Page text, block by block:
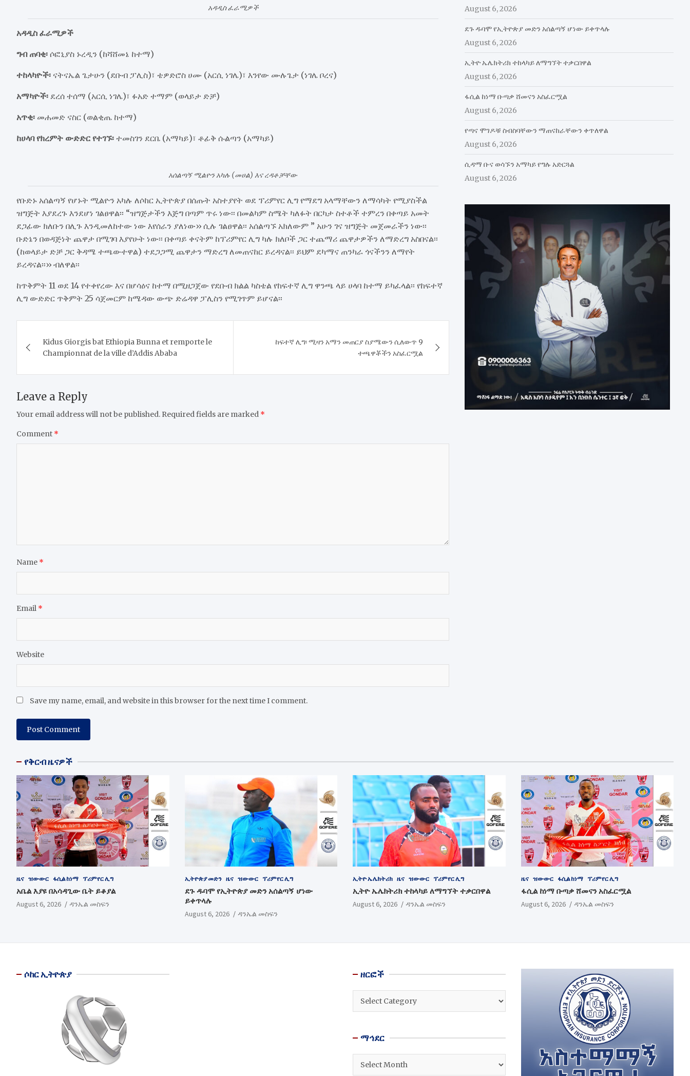
አዳዲስ ፈራሚዎች
አዳዲስ ፈራሚዎች
ግብ ጠባቂ፡ ሶፎኒያስ ኑረዲን (ከሻሸመኔ ከተማ)
ተከላካዮች፡ ናትናኤል ጌታሁን (ደቡብ ፓሊስ)፣ ቴዎድሮስ ሀሙ (አርሲ ነገሌ)፣ እንየው ሙሉጌታ (ነገሌ ቦረና)
አማካዮች፡ ደረሰ ተሰማ (አርሲ ነገሌ)፣ ፉአድ ተማም (ወላይታ ድቻ)
አጥቂ፡ መሐመድ ናስር (ወልቂጤ ከተማ)
ከሀላባ የክረምት ውድድር የተገኙ፡ ተመስገን ደርቤ (አማካይ)፣ ቶፊቅ ሱልጣን (አማካይ)
አሰልጣኝ ሚልዮን አካሉ (መሀል) እና ረዳቶቻቸው
የቡድኑ አሰልጣኝ የሆኑት ሚልዮን አካሉ ለሶከር ኢትዮጵያ በሰጡት አስተያየት ወደ ፕሪምየር ሊግ የማደግ አላማቸውን ለማሳካት የሚያስችል
ዝግጅት እያደረጉ እንደሆነ ገልፀዋል፡፡ “ዝግጅታችን እጅግ በጣም ጥሩ ነው፡፡ በመልካም ስሜት ካለፉት በርካታ ስተቶች ተምረን በቀጣይ አመት
ደጋፊው ክለቡን በሊጉ እንዲመለከተው ነው እየሰራን ያለነው›› ሲሉ ገልፀዋል፡፡ አሰልጣኙ አክለውም ” አሁን ገና ዝግጅት መጀመራችን ነው፡፡
ቡድኔን በወዳጅነት ጨዋታ በሚገባ እያየሁት ነው፡፡ በቀጣይ ቀናትም ከፕሪምየር ሊግ ካሉ ክለቦች ጋር ተጨማሪ ጨዋታዎችን ለማድረግ አስበናል፡፡
(ከወላይታ ድቻ ጋር ቅዳሜ ተጫውተዋል) ተደጋጋሚ ጨዋታን ማድረግ ለመጠናከር ይረዳናል፡፡ ይህም ደካማና ጠንካራ ጎናችንን ለማየት
ይረዳናል፡፡›› ብለዋል፡፡
ከጥቅምት 11 ወደ 14 የተቀየረው እና በሆሳዕና ከተማ በሚዘጋጀው የደቡብ ክልል ካስቴል የከፍተኛ ሊግ ዋንጫ ላይ ሀላባ ከተማ ይካፈላል፡፡ የከፍተኛ
ሊግ ውድድር ጥቅምት 25 ሳጀመርም ከሜዳው ውጭ ድሬዳዋ ፓሊስን የሚገጥም ይሆናል፡፡
navigation
Kidus Giorgis bat Ethiopia Bunna et remporte le
Championnat de la ville d’Addis Ababa
​ከፍተኛ ሊግ፡ ሚዛን አማን መጠርያ ስያሜውን ሲለውጥ 9
ተጫዋቾችን አስፈርሟል
Leave a Reply
Your email address will not be published. Required fields are marked *
Comment *
Name *
Email *
Website
Save my name, email, and website in this browser for the next time I comment.
August 6, 2026
ደጉ ዱባሞ የኢትዮጵያ መድን አሰልጣኝ ሆነው ይቀጥላሉ
August 6, 2026
ኢትዮ ኤሌክትሪክ ተከላካይ ለማግኘት ተቃርበዋል
August 6, 2026
ፋሲል ከነማ ቡጣቃ ሸመናን አስፈርሟል
August 6, 2026
የጣና ሞገዶቹ ስብስባቸውን ማጠናከራቸውን ቀጥለዋል
August 6, 2026
ሲዳማ ቡና ወሳኙን አማካይ የግሉ አድርጓል
August 6, 2026
የቅርብ ዜናዎች
ዜና ዝውውር ፋሲል ከነማ ፕሪምየር ሊግ
አቤል እያዩ በአሳዳጊው ቤት ይቆያል
August 6, 2026 ዳንኤል መስፍን
ኢትዮጵያ መድን ዜና ዝውውር ፕሪምየር ሊግ
ደጉ ዱባሞ የኢትዮጵያ መድን አሰልጣኝ ሆነው
ይቀጥላሉ
August 6, 2026 ዳንኤል መስፍን
ኢትዮ ኤሌክትሪክ ዜና ዝውውር ፕሪምየር ሊግ
ኢትዮ ኤሌክትሪክ ተከላካይ ለማግኘት ተቃርበዋል
August 6, 2026 ዳንኤል መስፍን
ዜና ዝውውር ፋሲል ከነማ ፕሪምየር ሊግ
ፋሲል ከነማ ቡጣቃ ሸመናን አስፈርሟል
August 6, 2026 ዳንኤል መስፍን
ሶከር ኢትዮጵያ ዘርፎች
ዘርፎች
ማኅደር
ማኅደር